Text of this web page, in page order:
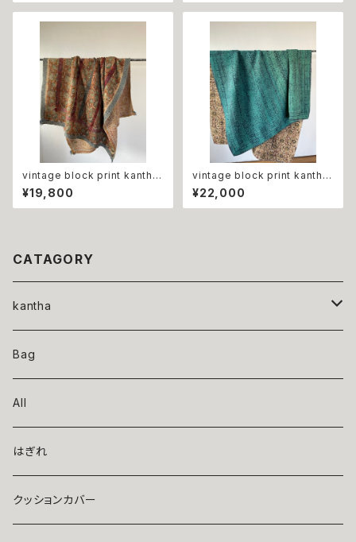
vintage block print kantha
quilt brick 泥染ブロックプリン
トカンタキルト レンガカラー
¥19,800
vintage block print kantha
quilt beige 泥染ブロックプリ
ントカンタキルト ベージュxブル
ー
¥22,000
CATAGORY
kantha
indigo
orver dye
baby（小さめサイズ）
ajrakh
Bag
All
はぎれ
クッションカバー